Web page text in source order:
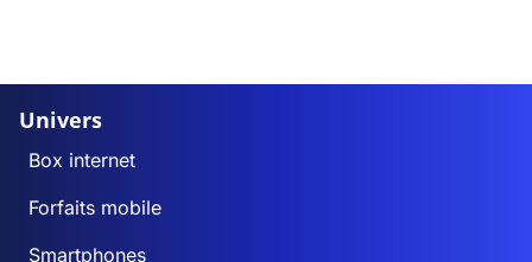
Univers
Box internet
Forfaits mobile
Smartphones